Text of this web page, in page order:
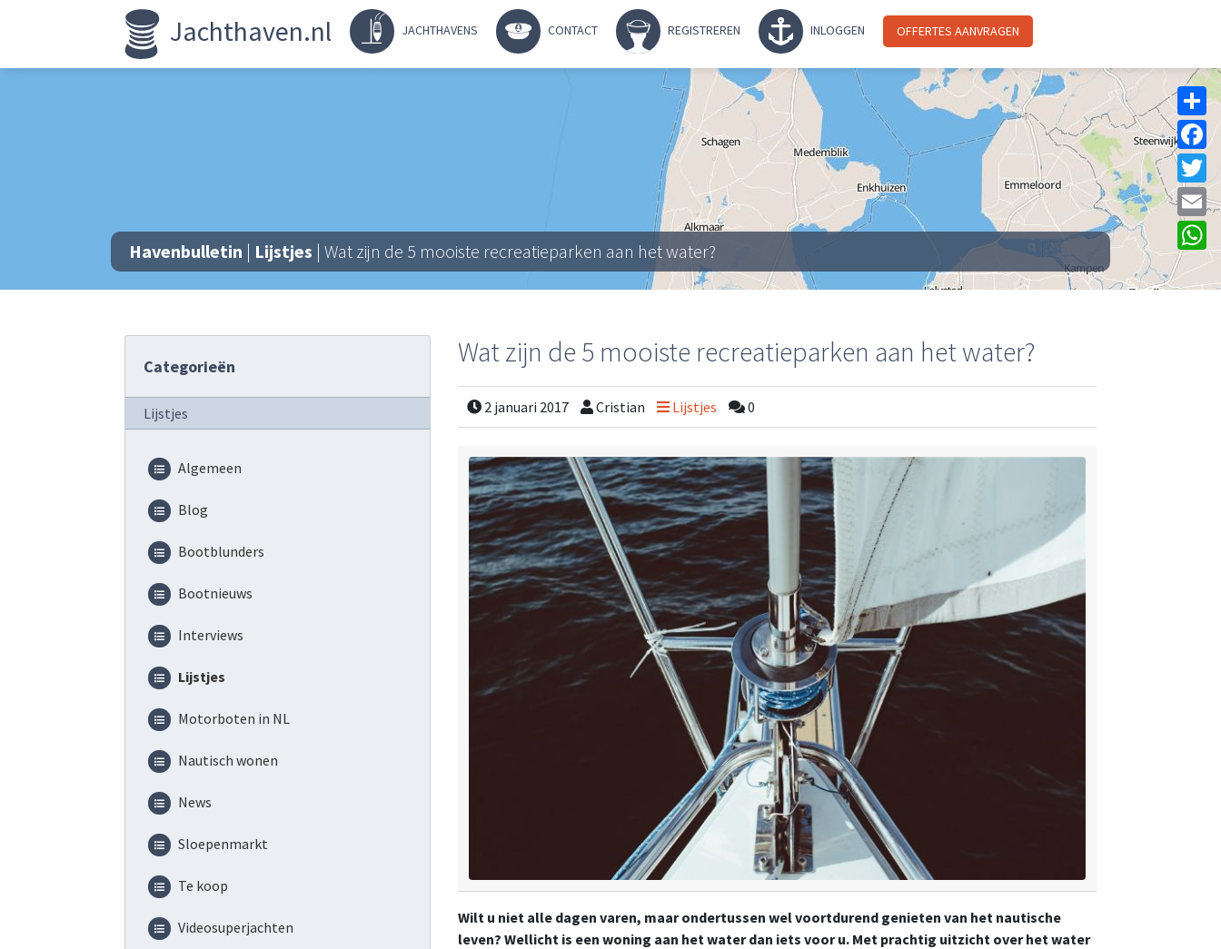
Jachthaven.nl JACHTHAVENS CONTACT REGISTREREN INLOGGEN OFFERTES AANVRAGEN
Havenbulletin | Lijstjes | Wat zijn de 5 mooiste recreatieparken aan het water?
Categorieën
Lijstjes
Algemeen
Blog
Bootblunders
Bootnieuws
Interviews
Lijstjes
Motorboten in NL
Nautisch wonen
News
Sloepenmarkt
Te koop
Videosuperjachten
Wat zijn de 5 mooiste recreatieparken aan het water?
2 januari 2017 Cristian Lijstjes 0
Wilt u niet alle dagen varen, maar ondertussen wel voortdurend genieten van het nautische
leven? Wellicht is een woning aan het water dan iets voor u. Met prachtig uitzicht over het water